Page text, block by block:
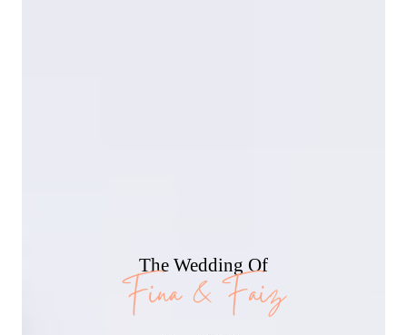
The Wedding Of
Fina & Faiz